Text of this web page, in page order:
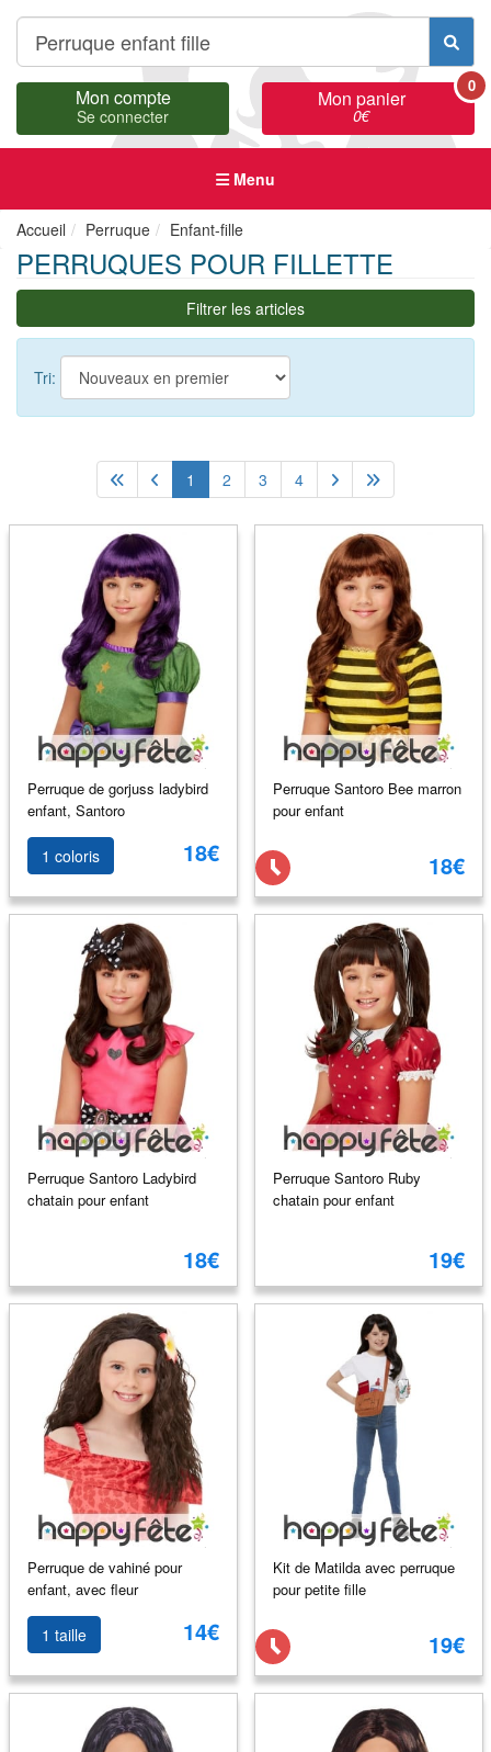
Mon compte
Se connecter
Mon panier
0€
0
Menu
Accueil Perruque Enfant-fille
PERRUQUES POUR FILLETTE
Filtrer les articles
Tri:
1 2 3 4
Perruque de gorjuss ladybird
enfant, Santoro
1 coloris 18€
Perruque Santoro Bee marron
pour enfant
18€
Perruque Santoro Ladybird
chatain pour enfant
18€
Perruque Santoro Ruby
chatain pour enfant
19€
Perruque de vahiné pour
enfant, avec fleur
1 taille 14€
Kit de Matilda avec perruque
pour petite fille
19€